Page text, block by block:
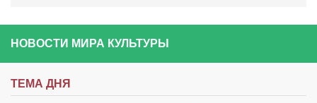
НОВОСТИ МИРА КУЛЬТУРЫ
ТЕМА ДНЯ